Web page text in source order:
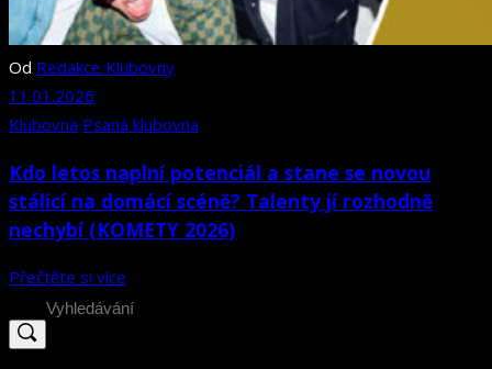
Od Redakce Klubovny
11.01.2026
Klubovna Psaná klubovna
Kdo letos naplní potenciál a stane se novou
stálicí na domácí scéně? Talenty jí rozhodně
nechybí (KOMETY 2026)
Přečtěte si více
Search
for: